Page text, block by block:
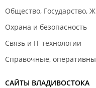
Общество, Государство,
Охрана и безопасность
Связь и IT технологии
Справочные,
САЙТЫ ВЛАДИВОСТОКА